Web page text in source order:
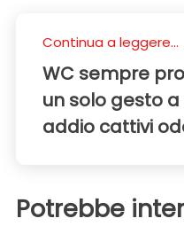
Continua a leggere...
WC sempre
un solo gesto
addio cattivi
Potrebbe